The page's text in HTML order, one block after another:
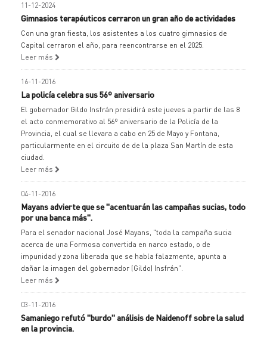
11-12-2024
Gimnasios terapéuticos cerraron un gran año de actividades
Con una gran fiesta, los asistentes a los cuatro gimnasios de
Capital cerraron el año, para reencontrarse en el 2025.
Leer más
16-11-2016
La policía celebra sus 56º aniversario
El gobernador Gildo Insfrán presidirá este jueves a partir de las 8
el acto conmemorativo al 56º aniversario de la Policía de la
Provincia, el cual se llevara a cabo en 25 de Mayo y Fontana,
particularmente en el circuito de de la plaza San Martín de esta
ciudad.
Leer más
04-11-2016
Mayans advierte que se "acentuarán las campañas sucias, todo
por una banca más".
Para el senador nacional José Mayans, "toda la campaña sucia
acerca de una Formosa convertida en narco estado, o de
impunidad y zona liberada que se habla falazmente, apunta a
dañar la imagen del gobernador (Gildo) Insfrán".
Leer más
03-11-2016
Samaniego refutó "burdo" análisis de Naidenoff sobre la salud
en la provincia.